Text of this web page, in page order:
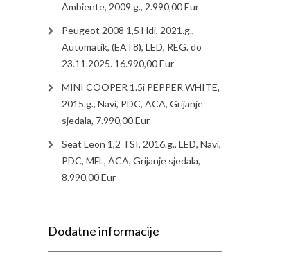
Ambiente, 2009.g., 2.990,00 Eur
Peugeot 2008 1,5 Hdi, 2021.g.,
Automatik, (EAT8), LED, REG. do
23.11.2025. 16.990,00 Eur
MINI COOPER 1.5i PEPPER WHITE,
2015.g., Navi, PDC, ACA, Grijanje
sjedala, 7.990,00 Eur
Seat Leon 1,2 TSI, 2016.g., LED, Navi,
PDC, MFL, ACA, Grijanje sjedala,
8.990,00 Eur
Dodatne informacije